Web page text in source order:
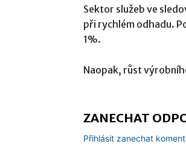
Sektor služeb ve
při rychlém odhadu.
1%.
Naopak, růst
ZANECHAT
Přihlásit zanechat